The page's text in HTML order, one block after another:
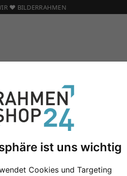
ist uns wichtig
Cookies und Targeting
❤️ BILDERRAHMEN